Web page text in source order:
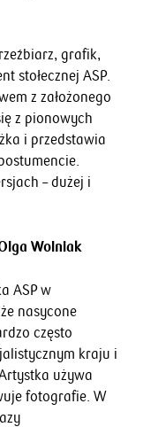
grafik,
stołecznej ASP.
z założonego
z pionowych
i przedstawia
– dużej i
Wolniak
ASP w
nasycone
często
kraju i
używa
fotografie. W